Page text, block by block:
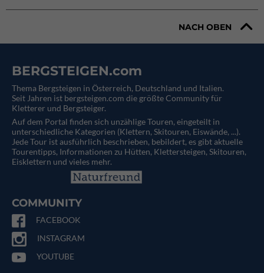
NACH OBEN
BERGSTEIGEN.com
Thema Bergsteigen in Österreich, Deutschland und Italien.
Seit Jahren ist bergsteigen.com die größte Community für
Kletterer und Bergsteiger.
Auf dem Portal finden sich unzählige Touren, eingeteilt in
unterschiedliche Kategorien (Klettern, Skitouren, Eiswände, ...).
Jede Tour ist ausführlich beschrieben, bebildert, es gibt aktuelle
Tourentipps, Informationen zu Hütten, Klettersteigen, Skitouren,
Eisklettern und vieles mehr.
COMMUNITY
FACEBOOK
INSTAGRAM
YOUTUBE